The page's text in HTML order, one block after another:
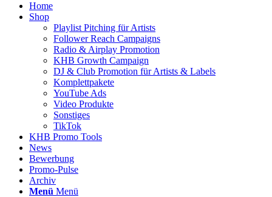
Home
Shop
Playlist Pitching für Artists
Follower Reach Campaigns
Radio & Airplay Promotion
KHB Growth Campaign
DJ & Club Promotion für Artists & Labels
Komplettpakete
YouTube Ads
Video Produkte
Sonstiges
TikTok
KHB Promo Tools
News
Bewerbung
Promo-Pulse
Archiv
Menü Menü